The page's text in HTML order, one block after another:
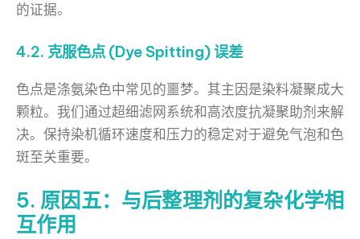
的证据。
4.2. 克服色点 (Dye Spitting) 误差
色点是涤氨染色中常见的噩梦。其主因是染料凝聚成大
颗粒。我们通过超细滤网系统和高浓度抗凝聚助剂来解
决。保持染机循环速度和压力的稳定对于避免气泡和色
斑至关重要。
5. 原因五：与后整理剂的复杂化学相
互作用